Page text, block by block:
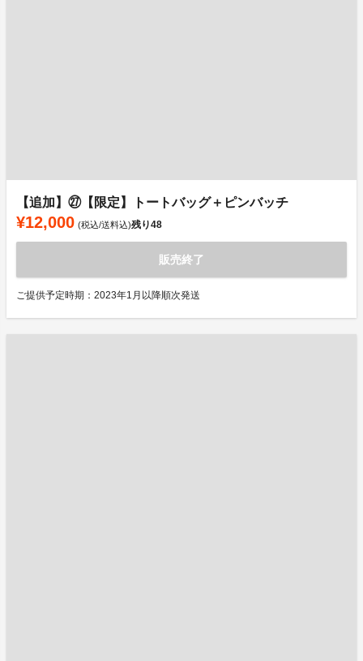
【追加】㉗【限定】トートバッグ＋ピンバッチ
¥12,000 (税込/送料込)残り48
販売終了
ご提供予定時期：2023年1月以降順次発送